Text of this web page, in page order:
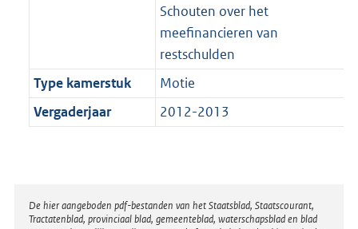
Schouten over het
meefinancieren van
restschulden
Type kamerstuk
Motie
Vergaderjaar
2012-2013
Disclaimer
De hier aangeboden pdf-bestanden van het Staatsblad, Staatscourant,
Tractatenblad, provinciaal blad, gemeenteblad, waterschapsblad en blad